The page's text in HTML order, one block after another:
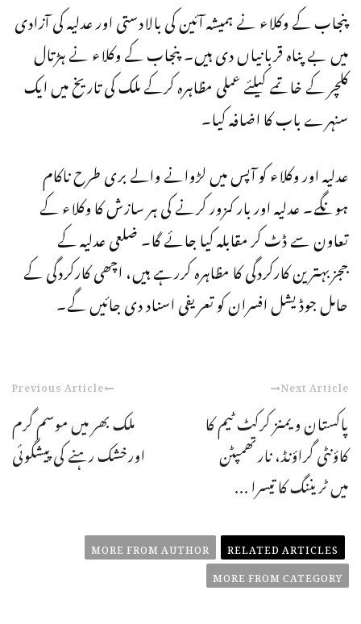
پنجاب کے وکلاء نے ہمیشہ آئین کی بالادستی اور عدلیہ کی آزادی
میں بے پناہ قربانیاں دی ہیں۔ پنجاب کے وکلاء نے ہڑتال
کلچر کے خاتمے کیلئے عملی مظاہرہ کرکے ملک کی تاریخ میں ایک
سنہرے باب کا اضافہ کیا۔
عدلیہ اور وکلاء کو آپس میں لڑوانے والے بری طرح ناکام
ہونگے۔ عدلیہ اور بار کمزور کرنے کی ہر سازش کا وکلاء کے
تعاون سے ڈٹ کر مقابلہ کیا جائے گا۔ ضلعی عدلیہ کے
ججزبہترین کارکردگی کا مظاہرہ کررہے ہیں، اچھی کارکردگی کے
حامل جوڈیشل افسران کو تعریفی اسناد دی جائیں گے۔
Previous Article
ملک بھر میں موسم گرم
اورخشک رہنے کی پیشگوئی
Next Article
پاکستان ویمنز کرکٹ ٹیم کا
کاؤنٹی گراؤنڈ، نارتھمپٹن
میں ٹریننگ کا تیسرا ...
RELATED ARTICLES
MORE FROM AUTHOR
MORE FROM CATEGORY